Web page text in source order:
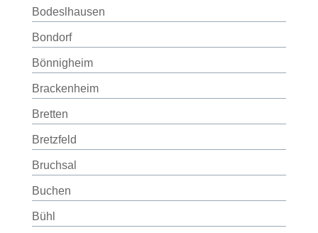
Bodeslhausen
Bondorf
Bönnigheim
Brackenheim
Bretten
Bretzfeld
Bruchsal
Buchen
Bühl